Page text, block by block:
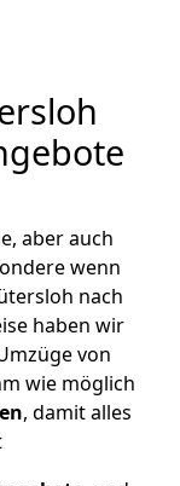
aber auch
wenn
nach
haben wir
von
wie möglich
, damit alles